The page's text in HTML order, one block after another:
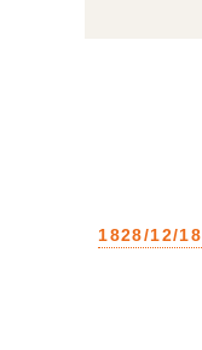
1828/12/18